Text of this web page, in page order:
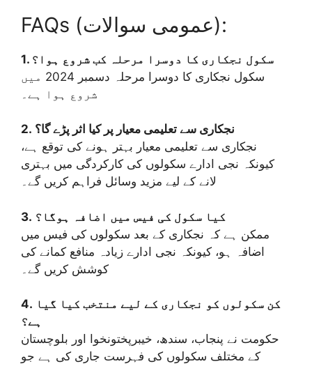
FAQs (عمومی سوالات):
1. سکول نجکاری کا دوسرا مرحلہ کب شروع ہوا؟
سکول نجکاری کا دوسرا مرحلہ دسمبر 2024 میں
شروع ہوا ہے۔
2. نجکاری سے تعلیمی معیار پر کیا اثر پڑے گا؟
نجکاری سے تعلیمی معیار بہتر ہونے کی توقع ہے،
کیونکہ نجی ادارے سکولوں کی کارکردگی میں بہتری
لانے کے لیے مزید وسائل فراہم کریں گے۔
3. کیا سکول کی فیس میں اضافہ ہوگا؟
ممکن ہے کہ نجکاری کے بعد سکولوں کی فیس میں
اضافہ ہو، کیونکہ نجی ادارے زیادہ منافع کمانے کی
کوشش کریں گے۔
4. کن سکولوں کو نجکاری کے لیے منتخب کیا گیا
ہے؟
حکومت نے پنجاب، سندھ، خیبرپختونخوا اور بلوچستان
کے مختلف سکولوں کی فہرست جاری کی ہے جو